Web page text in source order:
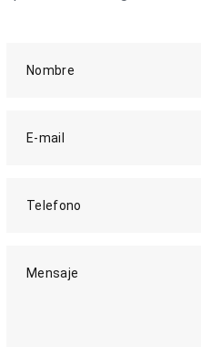
Nombre
E-mail
Telefono
Mensaje